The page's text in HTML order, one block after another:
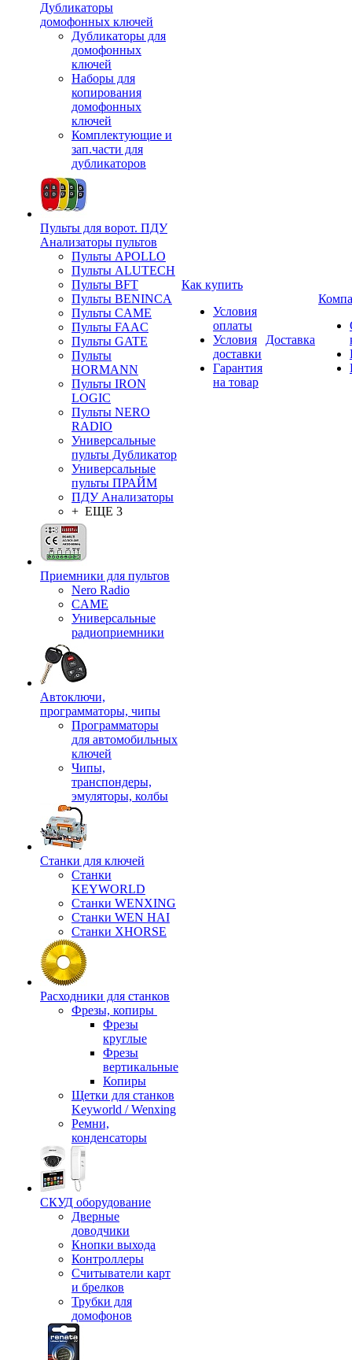
Дубликаторы
домофонных ключей
Дубликаторы для
домофонных
ключей
Наборы для
копирования
домофонных
ключей
Комплектующие и
зап.части для
дубликаторов
Пульты для ворот. ПДУ
Анализаторы пультов
Пульты APOLLO
Пульты ALUTECH
Пульты BFT
Пульты BENINCA
Пульты CAME
Пульты FAAC
Пульты GATE
Пульты
HORMANN
Пульты IRON
LOGIC
Пульты NERO
RADIO
Универсальные
пульты Дубликатор
Универсальные
пульты ПРАЙМ
ПДУ Анализаторы
+ ЕЩЕ 3
Приемники для пультов
Nero Radio
CAME
Универсальные
радиоприемники
Автоключи,
программаторы, чипы
Программаторы
для автомобильных
ключей
Чипы,
транспондеры,
эмуляторы, колбы
Станки для ключей
Станки
KEYWORLD
Станки WENXING
Станки WEN HAI
Станки XHORSE
Расходники для станков
Фрезы, копиры
Фрезы
круглые
Фрезы
вертикальные
Копиры
Щетки для станков
Keyworld / Wenxing
Ремни,
конденсаторы
СКУД оборудование
Дверные
доводчики
Кнопки выхода
Контроллеры
Считыватели карт
и брелков
Трубки для
домофонов
Как купить
Условия
оплаты
Условия
доставки
Гарантия
на товар
Доставка